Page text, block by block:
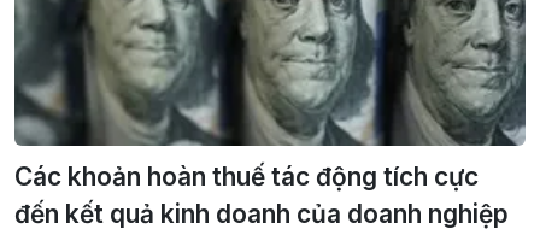
Các khoản hoàn thuế tác động tích cực
đến kết quả kinh doanh của doanh nghiệp